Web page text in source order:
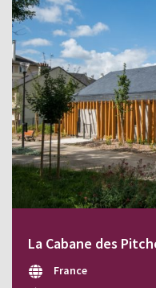
La Cabane des
France